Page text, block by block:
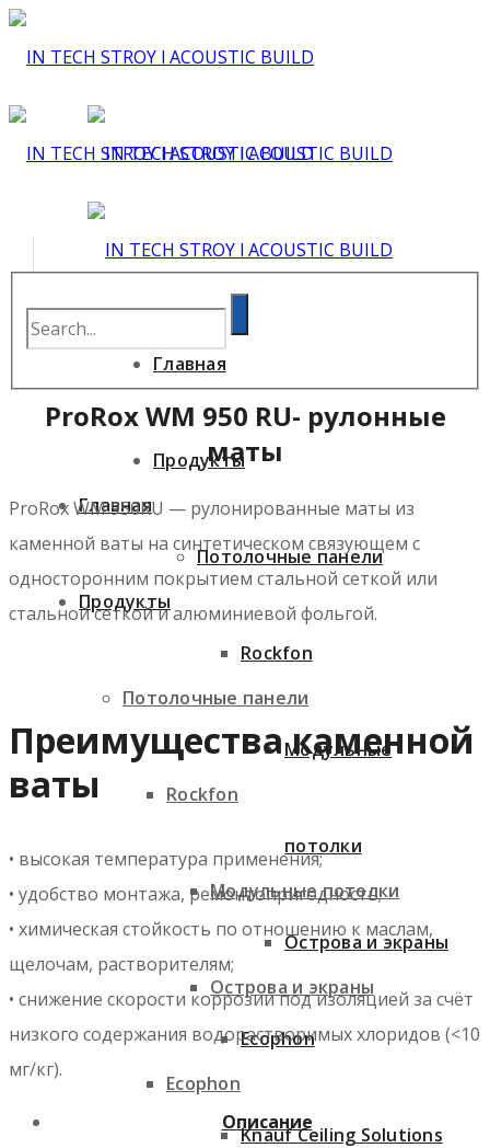
Главная
Продукты
Потолочные панели
Rockfon
Модульные потолки
Острова и экраны
Ecophon
Главная
Продукты
Потолочные панели
Rockfon
Модульные
потолки
Острова и экраны
Ecophon
Knauf Ceiling Solutions
ProRox WM 950 RU- рулонные
маты
ProRox WM 950RU — рулонированные маты из
каменной ваты на синтетическом связующем с
односторонним покрытием стальной сеткой или
стальной сеткой и алюминиевой фольгой.
Преимущества каменной
ваты
• высокая температура применения;
• удобство монтажа, ремонтопригодность;
• химическая стойкость по отношению к маслам,
щелочам, растворителям;
• снижение скорости коррозии под изоляцией за счёт
низкого содержания водорастворимых хлоридов (<10
мг/кг).
Описание